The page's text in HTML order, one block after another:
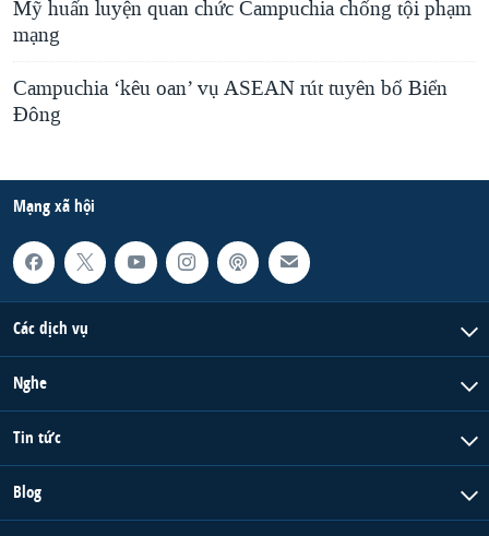
Mỹ huấn luyện quan chức Campuchia chống tội phạm
mạng
Campuchia ‘kêu oan’ vụ ASEAN rút tuyên bố Biển
Đông
Mạng xã hội
Các dịch vụ
Nghe
Tin tức
Blog